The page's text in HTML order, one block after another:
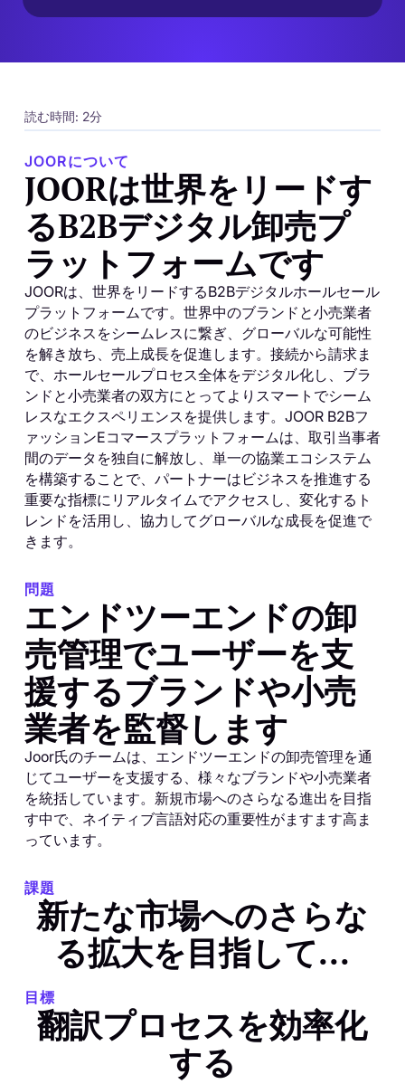
読む時間: 2分
JOORについて
JOORは世界をリードす
るB2Bデジタル卸売プ
ラットフォームです
JOORは、世界をリードするB2Bデジタルホールセール
プラットフォームです。世界中のブランドと小売業者
のビジネスをシームレスに繋ぎ、グローバルな可能性
を解き放ち、売上成長を促進します。接続から請求ま
で、ホールセールプロセス全体をデジタル化し、ブラ
ンドと小売業者の双方にとってよりスマートでシーム
レスなエクスペリエンスを提供します。JOOR B2Bフ
ァッションEコマースプラットフォームは、取引当事者
間のデータを独自に解放し、単一の協業エコシステム
を構築することで、パートナーはビジネスを推進する
重要な指標にリアルタイムでアクセスし、変化するト
レンドを活用し、協力してグローバルな成長を促進で
きます。
問題
エンドツーエンドの卸
売管理でユーザーを支
援するブランドや小売
業者を監督します
Joor氏のチームは、エンドツーエンドの卸売管理を通
じてユーザーを支援する、様々なブランドや小売業者
を統括しています。新規市場へのさらなる進出を目指
す中で、ネイティブ言語対応の重要性がますます高ま
っています。
課題
新たな市場へのさらな
る拡大を目指して...
目標
翻訳プロセスを効率化
する